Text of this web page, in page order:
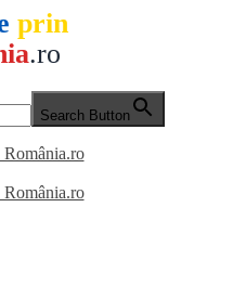
prin
.ro
Search Button